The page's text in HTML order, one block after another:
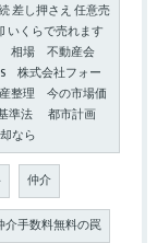
差し押さえ 任意売
いくらで売れます
相場 不動産会
株式会社フォー
整理 今の市場価
準法 都市計画
なら
仲介
介手数料無料の罠